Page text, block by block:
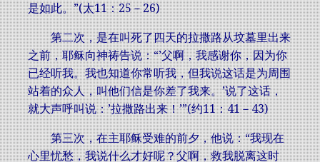
是如此。”(太11：25－26)
第二次，是在叫死了四天的拉撒路从坟墓里出来
之前，耶稣向神祷告说：“’父啊，我感谢你，因为你
已经听我。我也知道你常听我，但我说这话是为周围
站着的众人，叫他们信是你差了我来。’说了这话，
就大声呼叫说：’拉撒路出来！’”(约11：41－43)
第三次，在主耶稣受难的前夕，他说：“我现在
心里忧愁，我说什么才好呢？父啊，救我脱离这时